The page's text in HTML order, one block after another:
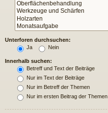
Unterforen durchsuchen:
Ja
Nein
Innerhalb suchen:
Betreff und Text der Beiträge
Nur im Text der Beiträge
Nur im Betreff der Themen
Nur im ersten Beitrag der Themen